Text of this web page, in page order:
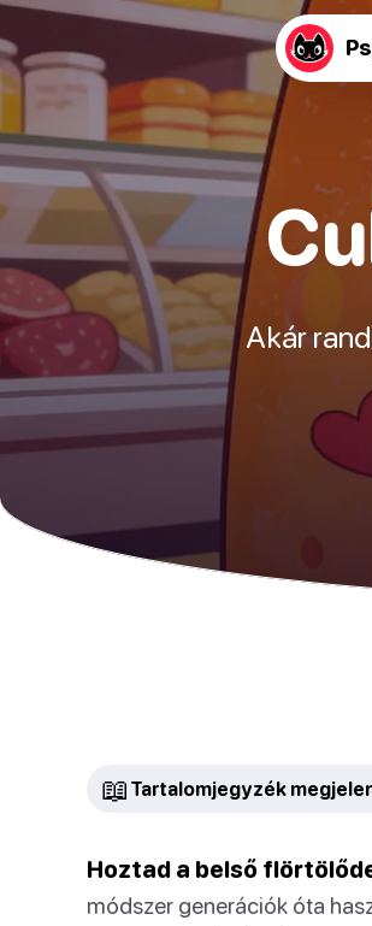
Akár
📖 Tartalomjegyzék
Hoztad a belső
módszer generációk óta